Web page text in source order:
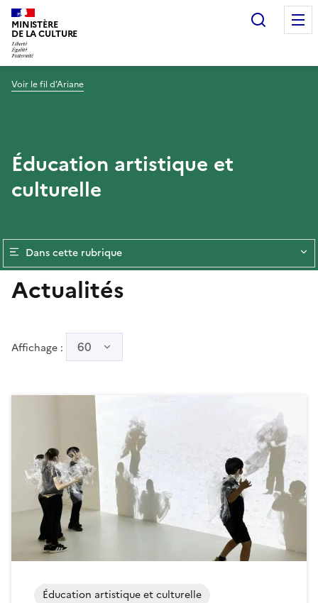
MINISTÈRE
DE LA CULTURE
Voir le fil d’Ariane
Éducation artistique et
culturelle
Dans cette rubrique
Actualités
Affichage : 60
Éducation artistique et culturelle